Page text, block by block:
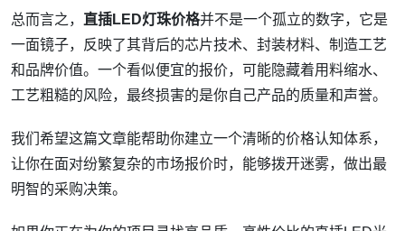
总而言之， 直插LED灯珠价格并不是一个孤立的数字，它是
一面镜子，反映了其背后的芯片技术、封装材料、制造工艺
和品牌价值。一个看似便宜的报价，可能隐藏着用料缩水、
工艺粗糙的风险，最终损害的是你自己产品的质量和声誉。
我们希望这篇文章能帮助你建立一个清晰的价格认知体系，
让你在面对纷繁复杂的市场报价时，能够拨开迷雾，做出最
明智的采购决策。